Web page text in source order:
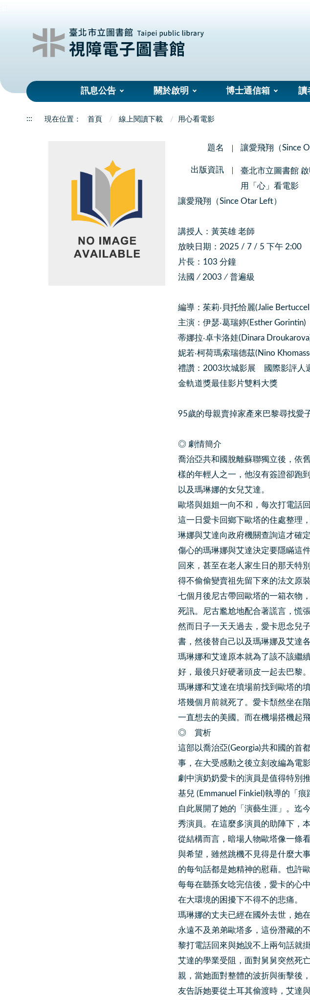
訊息公告 關於啟明 博士通信箱 讀
::: 首頁 線上閱讀下載 用心看電影
題名 讓愛飛翔（Since
出版資訊
臺北市立圖書館
用「心」看電影
讓愛飛翔（Since Otar Left）
講授人：黃英雄 老師
放映日期：2025 / 7 / 5 下午 2:00
片長：103 分鐘
法國 ∕ 2003 ∕ 普遍級
編導：茱莉‧貝托恰麗(Jalie
主演：伊瑟‧葛瑞婷(Esther Gorintin)
蒂娜拉‧卓卡洛娃(Dinara
妮若‧柯荷瑪索瑞德茲(Nino
禮讚：2003坎城影展 國際影評人
金軌道獎最佳影片雙料大獎
95歲的母親賣掉家產來巴黎尋找愛
◎ 劇情簡介
喬治亞共和國脫離蘇聯獨立後，依
樣的年輕人之一，他沒有簽證卻跑
以及瑪琳娜的女兒艾達。
歐塔與姐姐一向不和，每次打電話
這一日愛卡回鄉下歐塔的住處整理
琳娜與艾達向政府機關查詢這才確
傷心的瑪琳娜與艾達決定要隱瞞這
回來，甚至在老人家生日的那天特
得不偷偷變賣祖先留下來的法文原裝
七個月後尼古帶回歐塔的一箱衣物
死訊。尼古尷尬地配合著謊言，慌
然而日子一天天過去，愛卡思念兒
書，然後替自己以及瑪琳娜及艾達
瑪琳娜和艾達原本就為了該不該繼
好，最後只好硬著頭皮一起去巴黎。
瑪琳娜和艾達在墳場前找到歐塔的
塔幾個月前就死了。愛卡頹然坐在
一直想去的美國。而在機場搭機起
◎ 賞析
這部以喬治亞(Georgia)共和國的首
事，在大受感動之後立刻改編為電
劇中演奶奶愛卡的演員是值得特別
基兒 (Emmanuel Finkiel)執導的「
自此展開了她的「演藝生涯」。迄
秀演員。在這麼多演員的助陣下，
從結構而言，暗場人物歐塔像一條
與希望，雖然跳機不見得是什麼大
的每句話都是她精神的慰藉。也許
每每在聽孫女唸完信後，愛卡的心
在大環境的困擾下不得不的悲痛。
瑪琳娜的丈夫已經在國外去世，她
永遠不及弟弟歐塔多，這份潛藏的
黎打電話回來與她說不上兩句話就掛
艾達的學業受阻，面對舅舅突然死
親，當她面對整體的波折與衝擊後
友告訴她要從土耳其偷渡時，艾達